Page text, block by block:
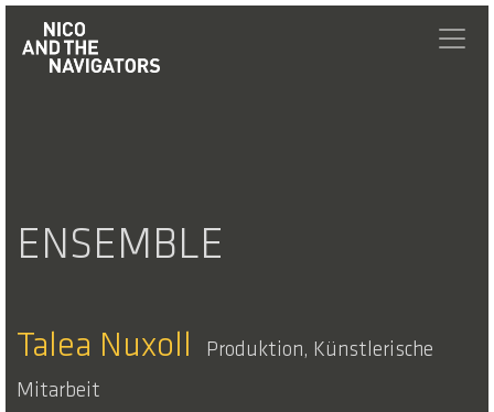
ENSEMBLE
Talea Nuxoll
Produktion, Künstlerische
Mitarbeit